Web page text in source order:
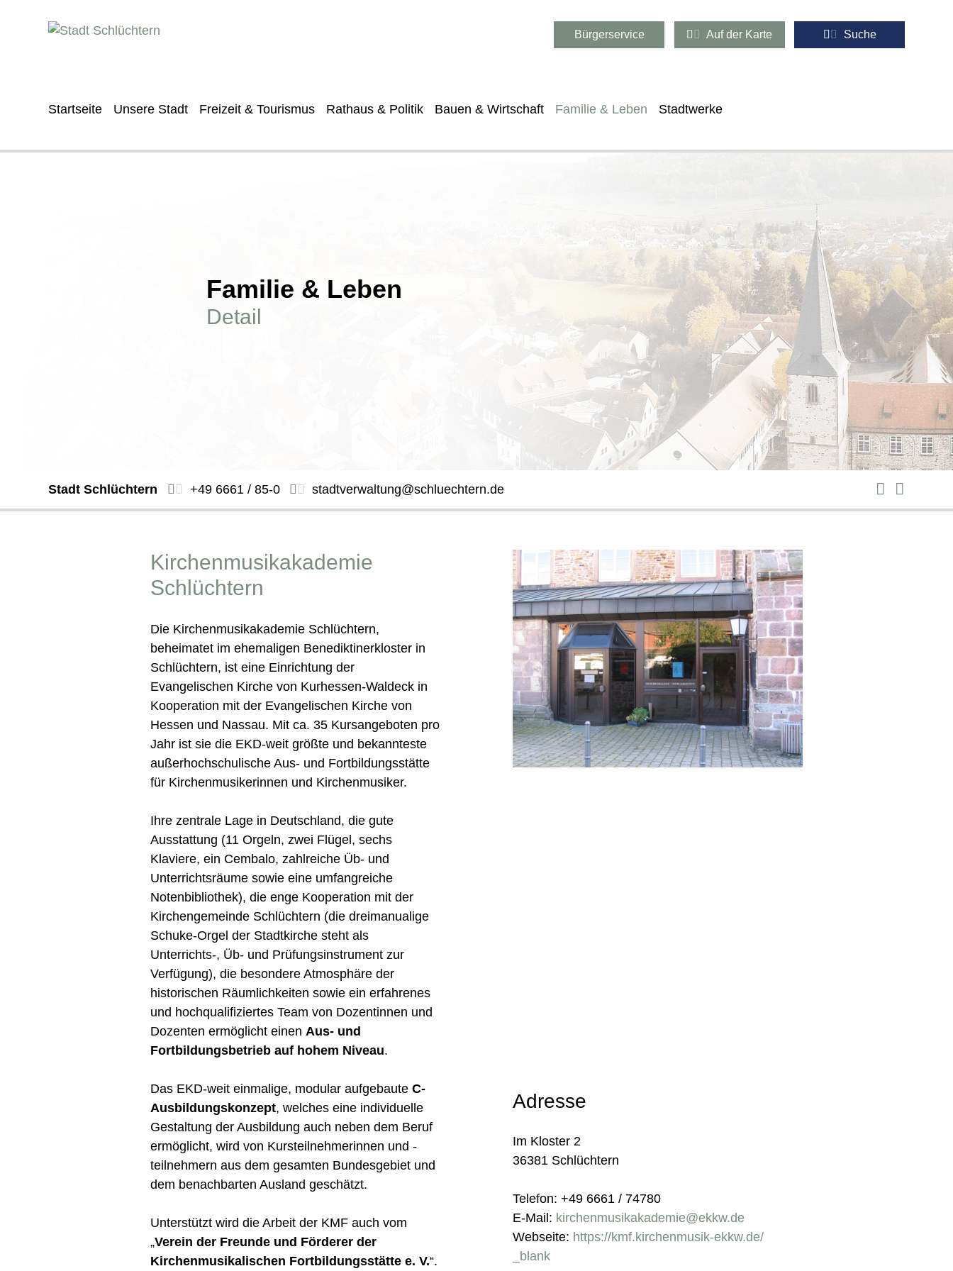
Bürgerservice Auf der Karte Suche
Startseite Unsere Stadt Freizeit & Tourismus Rathaus & Politik Bauen & Wirtschaft Familie & Leben Stadtwerke
Familie & Leben
Detail
Stadt Schlüchtern +49 6661 / 85-0 stadtverwaltung@schluechtern.de
Kirchenmusikakademie
Schlüchtern
Die Kirchenmusikakademie Schlüchtern,
beheimatet im ehemaligen Benediktinerkloster in
Schlüchtern, ist eine Einrichtung der
Evangelischen Kirche von Kurhessen-Waldeck in
Kooperation mit der Evangelischen Kirche von
Hessen und Nassau. Mit ca. 35 Kursangeboten pro
Jahr ist sie die EKD-weit größte und bekannteste
außerhochschulische Aus- und Fortbildungsstätte
für Kirchenmusikerinnen und Kirchenmusiker.
Ihre zentrale Lage in Deutschland, die gute
Ausstattung (11 Orgeln, zwei Flügel, sechs
Klaviere, ein Cembalo, zahlreiche Üb- und
Unterrichtsräume sowie eine umfangreiche
Notenbibliothek), die enge Kooperation mit der
Kirchengemeinde Schlüchtern (die dreimanualige
Schuke-Orgel der Stadtkirche steht als
Unterrichts-, Üb- und Prüfungsinstrument zur
Verfügung), die besondere Atmosphäre der
historischen Räumlichkeiten sowie ein erfahrenes
und hochqualifiziertes Team von Dozentinnen und
Dozenten ermöglicht einen Aus- und
Fortbildungsbetrieb auf hohem Niveau.
Das EKD-weit einmalige, modular aufgebaute C-
Ausbildungskonzept, welches eine individuelle
Gestaltung der Ausbildung auch neben dem Beruf
ermöglicht, wird von Kursteilnehmerinnen und -
teilnehmern aus dem gesamten Bundesgebiet und
dem benachbarten Ausland geschätzt.
Unterstützt wird die Arbeit der KMF auch vom
„Verein der Freunde und Förderer der
Kirchenmusikalischen Fortbildungsstätte e. V.“.
Adresse
Im Kloster 2
36381 Schlüchtern
Telefon: +49 6661 / 74780
E-Mail: kirchenmusikakademie@ekkw.de
Webseite: https://kmf.kirchenmusik-ekkw.de/
_blank